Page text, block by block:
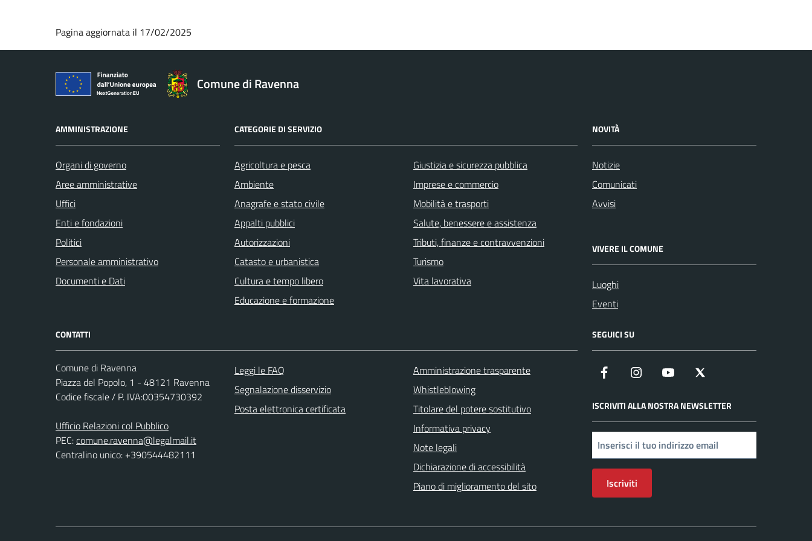
Pagina aggiornata il 17/02/2025
Comune di Ravenna
AMMINISTRAZIONE
Organi di governo
Aree amministrative
Uffici
Enti e fondazioni
Politici
Personale amministrativo
Documenti e Dati
CATEGORIE DI SERVIZIO
Agricoltura e pesca
Ambiente
Anagrafe e stato civile
Appalti pubblici
Autorizzazioni
Catasto e urbanistica
Cultura e tempo libero
Educazione e formazione
Giustizia e sicurezza pubblica
Imprese e commercio
Mobilità e trasporti
Salute, benessere e assistenza
Tributi, finanze e contravvenzioni
Turismo
Vita lavorativa
NOVITÀ
Notizie
Comunicati
Avvisi
VIVERE IL COMUNE
Luoghi
Eventi
CONTATTI
Comune di Ravenna
Piazza del Popolo, 1 - 48121 Ravenna
Codice fiscale / P. IVA:00354730392
Ufficio Relazioni col Pubblico
PEC:comune.ravenna@legalmail.it
Centralino unico: +390544482111
Leggi le FAQ
Segnalazione disservizio
Posta elettronica certificata
Amministrazione trasparente
Whistleblowing
Titolare del potere sostitutivo
Informativa privacy
Note legali
Dichiarazione di accessibilità
Piano di miglioramento del sito
SEGUICI SU
Facebook Instagram YouTube
ISCRIVITI ALLA NOSTRA NEWSLETTER